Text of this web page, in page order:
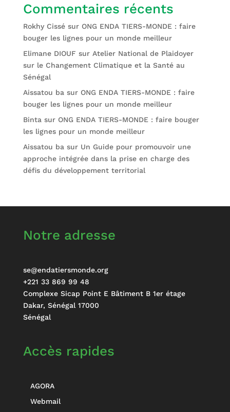
Commentaires récents
Rokhy Cissésur ONG ENDA TIERS-MONDE : faire
bouger les lignes pour un monde meilleur
Elimane DIOUF sur Atelier National de Plaidoyer
sur le Changement Climatique et la Santé au
Sénégal
Aissatou ba sur ONG ENDA TIERS-MONDE : faire
bouger les lignes pour un monde meilleur
Binta sur ONG ENDA TIERS-MONDE : faire bouger
les lignes pour un monde meilleur
Aissatou ba sur Un Guide pour promouvoir une
approche intégrée dans la prise en charge des
défis du développement territorial
Notre adresse
se@endatiersmonde.org
+221 33 869 99 48
Complexe Sicap Point E Bâtiment B 1er étage
Dakar, Sénégal 17000
Sénégal
Accès rapides
AGORA
Webmail